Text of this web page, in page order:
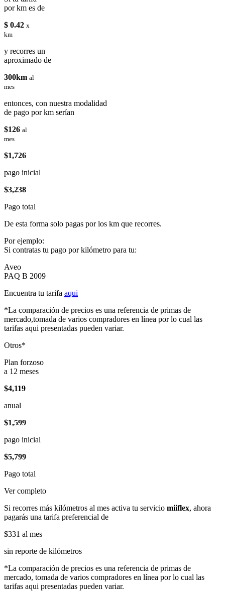
por km es de
$ 0.42 x
km
y recorres un
aproximado de
300km al
mes
entonces, con nuestra modalidad
de pago por km serían
$126 al
mes
$1,726
pago inicial
$3,238
Pago total
De esta forma solo pagas por los km que recorres.
Por ejemplo:
Si contratas tu pago por kilómetro para tu:
Aveo
PAQ B 2009
Encuentra tu tarifa aqui
*La comparación de precios es una referencia de primas de
mercado,tomada de varios compradores en línea por lo cual las
tarifas aqui presentadas pueden variar.
Otros*
Plan forzoso
a 12 meses
$4,119
anual
$1,599
pago inicial
$5,799
Pago total
Ver completo
Si recorres más kilómetros al mes activa tu servicio miiflex, ahora
pagarás una tarifa preferencial de
$331 al mes
sin reporte de kilómetros
*La comparación de precios es una referencia de primas de
mercado, tomada de varios compradores en línea por lo cual las
tarifas aqui presentadas pueden variar.